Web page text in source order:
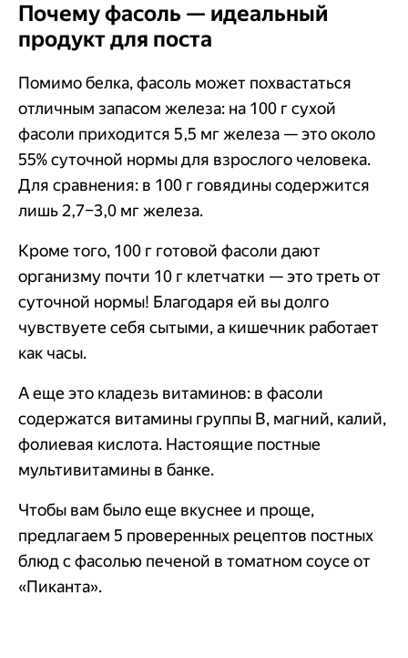
Почему фасоль — идеальный
продукт для поста
Помимо белка, фасоль может похвастаться
отличным запасом железа: на 100 г сухой
фасоли приходится 5,5 мг железа — это около
55% суточной нормы для взрослого человека.
Для сравнения: в 100 г говядины содержится
лишь 2,7–3,0 мг железа.
Кроме того, 100 г готовой фасоли дают
организму почти 10 г клетчатки — это треть от
суточной нормы! Благодаря ей вы долго
чувствуете себя сытыми, а кишечник работает
как часы.
А еще это кладезь витаминов: в фасоли
содержатся витамины группы B, магний, калий,
фолиевая кислота. Настоящие постные
мультивитамины в банке.
Чтобы вам было еще вкуснее и проще,
предлагаем 5 проверенных рецептов постных
блюд с фасолью печеной в томатном соусе от
«Пиканта».